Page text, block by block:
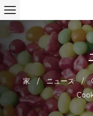
家 / ニュース /